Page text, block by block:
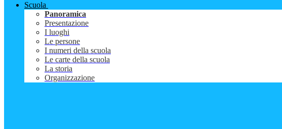
Scuola
Panoramica
Presentazione
I luoghi
Le persone
I numeri della scuola
Le carte della scuola
La storia
Organizzazione